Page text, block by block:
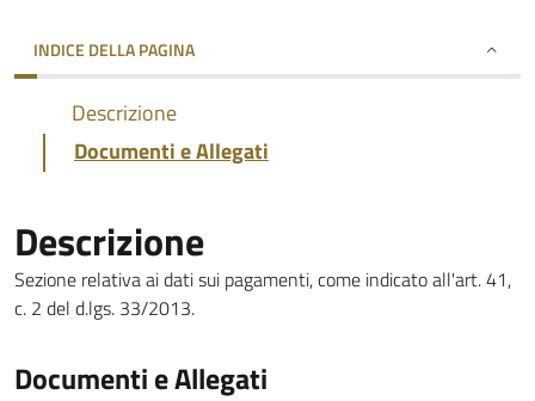
INDICE DELLA PAGINA
Descrizione
Documenti e Allegati
Descrizione
Sezione relativa ai dati sui pagamenti, come indicato all'art. 41,
c. 2 del d.lgs. 33/2013.
Documenti e Allegati